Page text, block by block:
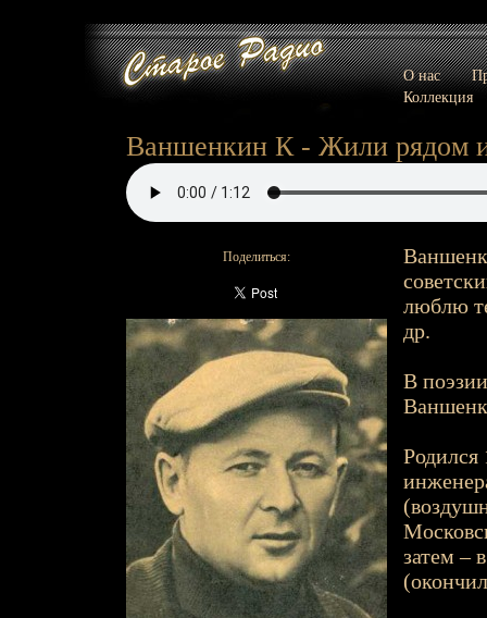
О нас
Коллекция
Ваншенкин К - Жили рядом
Поделиться:
люблю
др.
В
Родился
затем –